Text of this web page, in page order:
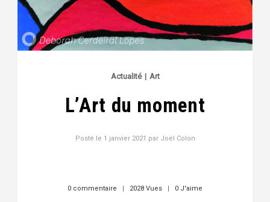
Actualité | Art
L’Art du moment
Posté le 1 janvier 2021 par Joël Colon
0 commentaire | 2028 Vues | 0 J'aime